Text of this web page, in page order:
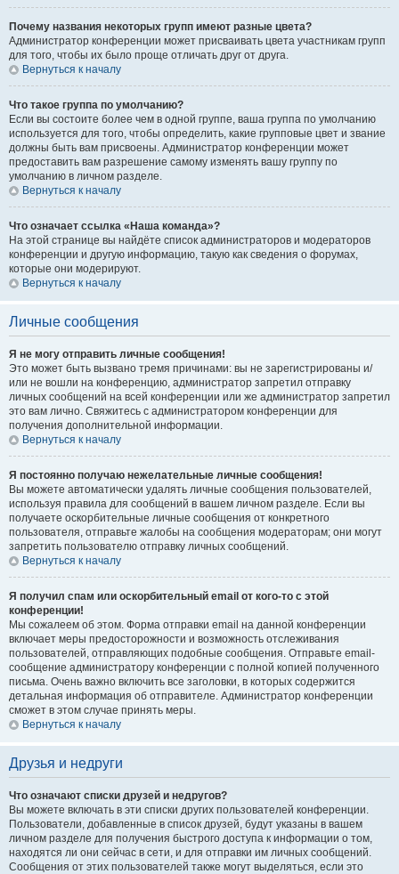
Почему названия некоторых групп имеют разные цвета?
Администратор конференции может присваивать цвета участникам групп
для того, чтобы их было проще отличать друг от друга.
Вернуться к началу
Что такое группа по умолчанию?
Если вы состоите более чем в одной группе, ваша группа по умолчанию
используется для того, чтобы определить, какие групповые цвет и звание
должны быть вам присвоены. Администратор конференции может
предоставить вам разрешение самому изменять вашу группу по
умолчанию в личном разделе.
Вернуться к началу
Что означает ссылка «Наша команда»?
На этой странице вы найдёте список администраторов и модераторов
конференции и другую информацию, такую как сведения о форумах,
которые они модерируют.
Вернуться к началу
Личные сообщения
Я не могу отправить личные сообщения!
Это может быть вызвано тремя причинами: вы не зарегистрированы и/
или не вошли на конференцию, администратор запретил отправку
личных сообщений на всей конференции или же администратор запретил
это вам лично. Свяжитесь с администратором конференции для
получения дополнительной информации.
Вернуться к началу
Я постоянно получаю нежелательные личные сообщения!
Вы можете автоматически удалять личные сообщения пользователей,
используя правила для сообщений в вашем личном разделе. Если вы
получаете оскорбительные личные сообщения от конкретного
пользователя, отправьте жалобы на сообщения модераторам; они могут
запретить пользователю отправку личных сообщений.
Вернуться к началу
Я получил спам или оскорбительный email от кого-то с этой
конференции!
Мы сожалеем об этом. Форма отправки email на данной конференции
включает меры предосторожности и возможность отслеживания
пользователей, отправляющих подобные сообщения. Отправьте email-
сообщение администратору конференции с полной копией полученного
письма. Очень важно включить все заголовки, в которых содержится
детальная информация об отправителе. Администратор конференции
сможет в этом случае принять меры.
Вернуться к началу
Друзья и недруги
Что означают списки друзей и недругов?
Вы можете включать в эти списки других пользователей конференции.
Пользователи, добавленные в список друзей, будут указаны в вашем
личном разделе для получения быстрого доступа к информации о том,
находятся ли они сейчас в сети, и для отправки им личных сообщений.
Сообщения от этих пользователей также могут выделяться, если это